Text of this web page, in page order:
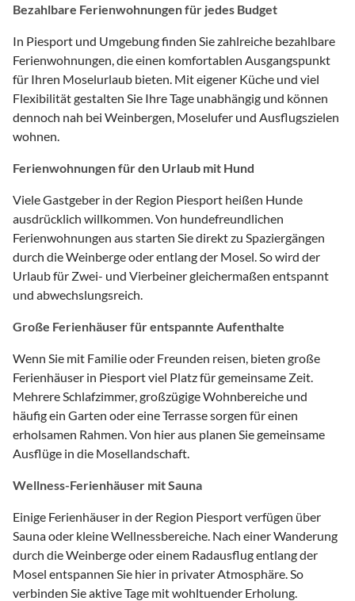
Bezahlbare Ferienwohnungen für jedes Budget
In Piesport und Umgebung finden Sie zahlreiche bezahlbare
Ferienwohnungen, die einen komfortablen Ausgangspunkt
für Ihren Moselurlaub bieten. Mit eigener Küche und viel
Flexibilität gestalten Sie Ihre Tage unabhängig und können
dennoch nah bei Weinbergen, Moselufer und Ausflugszielen
wohnen.
Ferienwohnungen für den Urlaub mit Hund
Viele Gastgeber in der Region Piesport heißen Hunde
ausdrücklich willkommen. Von hundefreundlichen
Ferienwohnungen aus starten Sie direkt zu Spaziergängen
durch die Weinberge oder entlang der Mosel. So wird der
Urlaub für Zwei- und Vierbeiner gleichermaßen entspannt
und abwechslungsreich.
Große Ferienhäuser für entspannte Aufenthalte
Wenn Sie mit Familie oder Freunden reisen, bieten große
Ferienhäuser in Piesport viel Platz für gemeinsame Zeit.
Mehrere Schlafzimmer, großzügige Wohnbereiche und
häufig ein Garten oder eine Terrasse sorgen für einen
erholsamen Rahmen. Von hier aus planen Sie gemeinsame
Ausflüge in die Mosellandschaft.
Wellness-Ferienhäuser mit Sauna
Einige Ferienhäuser in der Region Piesport verfügen über
Sauna oder kleine Wellnessbereiche. Nach einer Wanderung
durch die Weinberge oder einem Radausflug entlang der
Mosel entspannen Sie hier in privater Atmosphäre. So
verbinden Sie aktive Tage mit wohltuender Erholung.